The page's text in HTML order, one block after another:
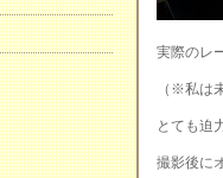
実際のレ
（※私は
とても迫
撮影後に